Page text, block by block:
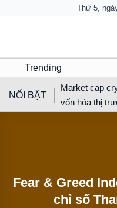
Thứ 5,
Trending
NỔI BẬT
Market cap
vốn hóa thị
Fear & Greed
chỉ số